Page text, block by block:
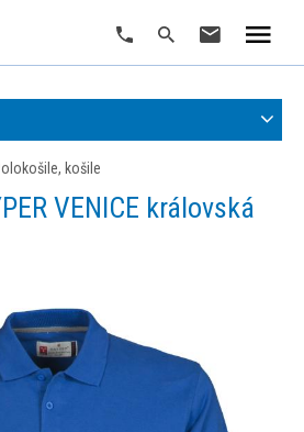
polokošile, košile